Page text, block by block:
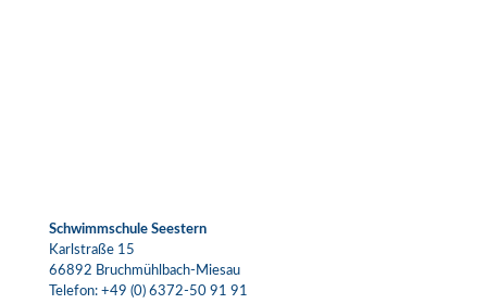
Schwimmschule Seestern
Karlstraße 15
66892 Bruchmühlbach-Miesau
Telefon: +49 (0) 6372-50 91 91